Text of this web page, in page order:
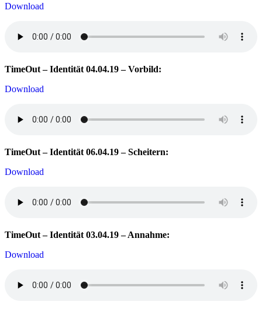
Download
TimeOut – Identität 04.04.19 – Vorbild:
Download
TimeOut – Identität 06.04.19 – Scheitern:
Download
TimeOut – Identität 03.04.19 – Annahme:
Download